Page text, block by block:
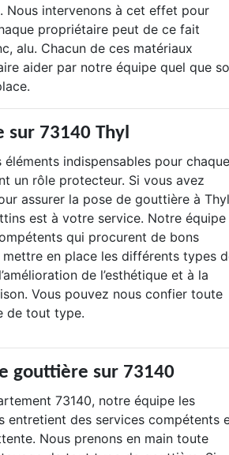
Nous intervenons à cet effet pour
propriétaire peut de ce fait
alu. Chacun de ces matériaux
aider par notre équipe quel que
sur 73140 Thyl
indispensables pour chaque
un rôle protecteur. Si vous avez
assurer la pose de gouttière à
est à votre service. Notre équipe
qui procurent de bons
en place les différents types
de l’esthétique et à la
Vous pouvez nous confier toute
de tout type.
gouttière sur 73140
73140, notre équipe les
entretient des services compétents
Nous prenons en main toute